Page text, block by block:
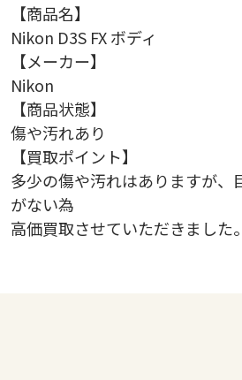
【商品名】
Nikon D3S FX ボディ
【メーカー】
Nikon
【商品状態】
傷や汚れあり
【買取ポイント】
多少の傷や汚れはありますが、
がない為
高価買取させていただきました。